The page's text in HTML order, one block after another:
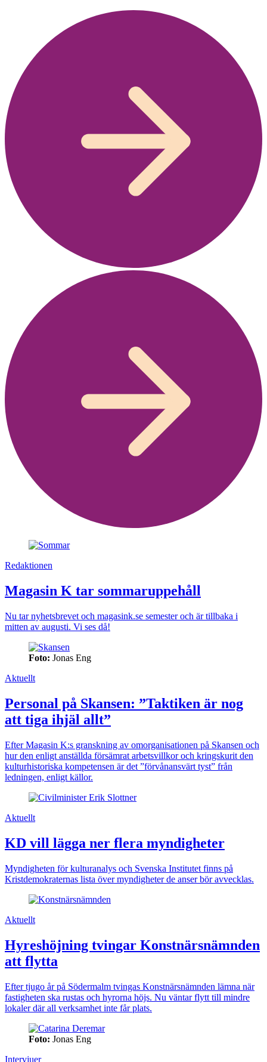
Redaktionen
Magasin K tar sommaruppehåll
Nu tar nyhetsbrevet och magasink.se semester och är tillbaka i
mitten av augusti. Vi ses då!
Foto: Jonas Eng
Aktuellt
Personal på Skansen: ”Taktiken är nog
att tiga ihjäl allt”
Efter Magasin K:s granskning av omorganisationen på Skansen och
hur den enligt anställda försämrat arbetsvillkor och kringskurit den
kulturhistoriska kompetensen är det ”förvånansvärt tyst” från
ledningen, enligt källor.
Aktuellt
KD vill lägga ner flera myndigheter
Myndigheten för kulturanalys och Svenska Institutet finns på
Kristdemokraternas lista över myndigheter de anser bör avvecklas.
Aktuellt
Hyreshöjning tvingar Konstnärsnämnden
att flytta
Efter tjugo år på Södermalm tvingas Konstnärsnämnden lämna när
fastigheten ska rustas och hyrorna höjs. Nu väntar flytt till mindre
lokaler där all verksamhet inte får plats.
Foto: Jonas Eng
Intervjuer